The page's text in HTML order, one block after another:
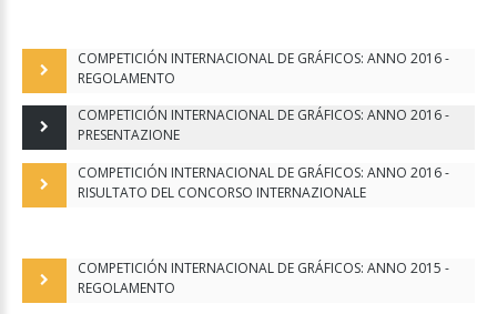
COMPETICIÓN INTERNACIONAL DE GRÁFICOS: ANNO 2016 -
REGOLAMENTO
COMPETICIÓN INTERNACIONAL DE GRÁFICOS: ANNO 2016 -
PRESENTAZIONE
COMPETICIÓN INTERNACIONAL DE GRÁFICOS: ANNO 2016 -
RISULTATO DEL CONCORSO INTERNAZIONALE
COMPETICIÓN INTERNACIONAL DE GRÁFICOS: ANNO 2015 -
REGOLAMENTO